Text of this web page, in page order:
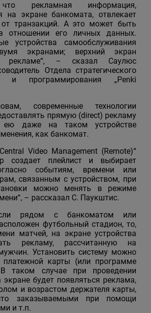
что рекламная информация,
на экране банкомата, отвлекает
от транзакций. А это может быть
отношении его личных данных.
устройства самообслуживания
экранами; верхний экран
рекламе“, – сказал Саулюс
Отдела стратегического
и программирования „Penki
современные технологии
прямую (direct) рекламу
ею даже на таком устройстве
как банкомат.
Video Management (Remote)“
создает плейлист и выбирает
событиям, времени или
связанным с устройством, при
можно менять в режиме
– рассказал С. Паукштис.
рядом с банкоматом или
футбольный стадион, то,
матчей, на экране устройства
рекламу, рассчитанную на
Установить систему можно
карты (или программе
В таком случае при проведении
экране будет появляться реклама,
и возрастом держателя карты,
заказываемыми при помощи
и т.п.